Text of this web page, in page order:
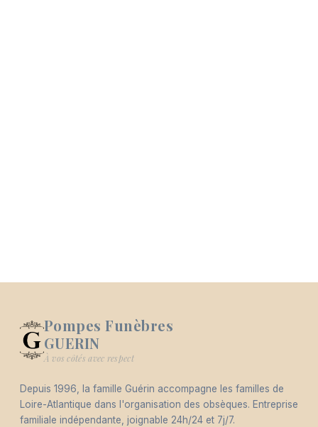
Logo Pompes Funèbres GUERIN
Pompes Funèbres
GUERIN
À vos côtés avec respect
Depuis 1996, la famille Guérin accompagne les familles de
Loire-Atlantique dans l'organisation des obsèques. Entreprise
familiale indépendante, joignable 24h/24 et 7j/7.